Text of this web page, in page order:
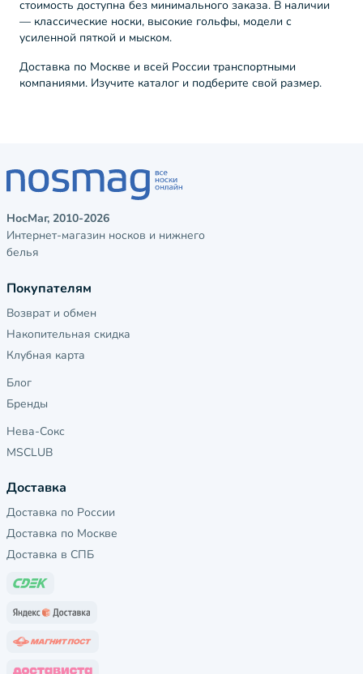
стоимость доступна без минимального заказа. В наличии
— классические носки, высокие гольфы, модели с
усиленной пяткой и мыском.
Доставка по Москве и всей России транспортными
компаниями. Изучите каталог и подберите свой размер.
НосМаг, 2010-2026
Интернет-магазин носков и нижнего
белья
Покупателям
Возврат и обмен
Накопительная скидка
Клубная карта
Блог
Бренды
Нева-Сокс
MSCLUB
Доставка
Доставка по России
Доставка по Москве
Доставка в СПБ